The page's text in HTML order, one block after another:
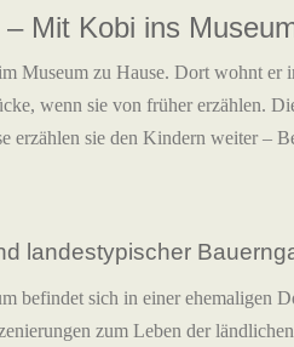
Mit Kobi ins
Museum zu Hause. Dort wohnt
wenn sie von früher erzählen.
erzählen sie den Kindern weiter –
landestypischer
befindet sich in einer ehemaligen
zum Leben der